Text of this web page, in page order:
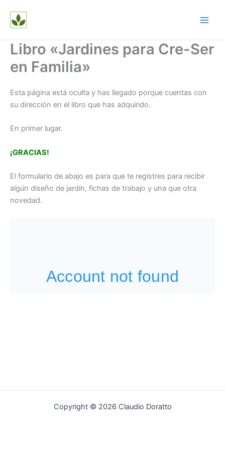
contenido
Libro «Jardines para Cre-Ser
en Familia»
Esta página está oculta y has llegado porque cuentas con
su dirección en el libro que has adquirido.
En primer lugar.
¡GRACIAS!
El formulario de abajo es para que te registres para recibir
algún diseño de jardín, fichas de trabajo y una que otra
novedad.
Copyright © 2026 Claudio Doratto